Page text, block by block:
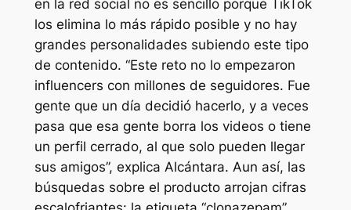
en la red social no es sencillo porque TikTok
los elimina lo más rápido posible y no hay
grandes personalidades subiendo este tipo
de contenido. “Este reto no lo empezaron
influencers con millones de seguidores. Fue
gente que un día decidió hacerlo, y a veces
pasa que esa gente borra los videos o tiene
un perfil cerrado, al que solo pueden llegar
sus amigos”, explica Alcántara. Aun así, las
búsquedas sobre el producto arrojan cifras